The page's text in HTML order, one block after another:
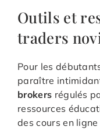
Outils et
traders
Pour les
paraître
brokers régulés
ressources
des cours en